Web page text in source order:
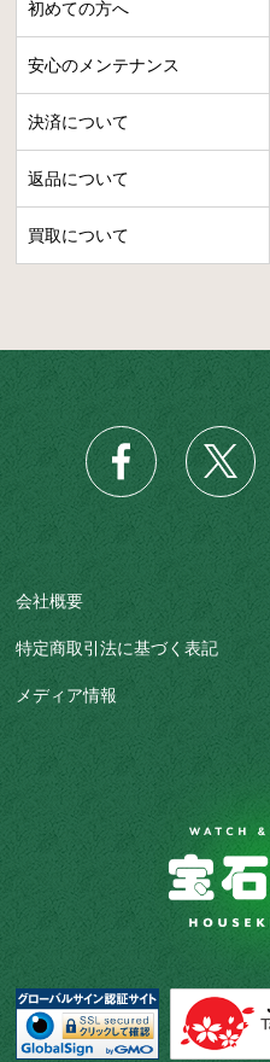
初めての方へ
安心のメンテナンス
決済について
返品について
買取について
会社概要
特定商取引法に基づく表記
メディア情報